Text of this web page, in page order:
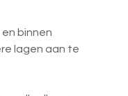
binnen
lagen aan te